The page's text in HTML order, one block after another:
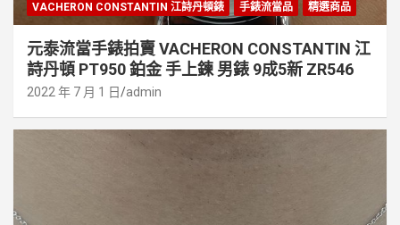
VACHERON CONSTANTIN 江詩丹頓錶 手錶流當品 精選商品
元泰流當手錶拍賣 VACHERON CONSTANTIN 江
詩丹頓 PT950 鉑金 手上鍊 男錶 9成5新 ZR546
2022 年 7 月 1 日 admin